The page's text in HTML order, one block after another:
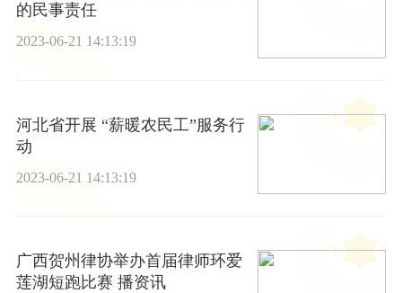
的民事责任
2023-06-21 14:13:19
河北省开展 “薪暖农民工”服务行
动
2023-06-21 14:13:19
广西贺州律协举办首届律师环爱
莲湖短跑比赛 播资讯